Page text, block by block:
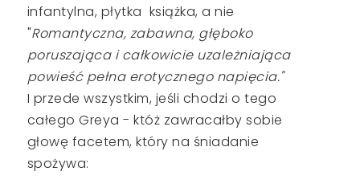
infantylna, płytka książka, a nie
"Romantyczna, zabawna, głęboko
poruszająca i całkowicie uzależniająca
powieść pełna erotycznego napięcia."
I przede wszystkim, jeśli chodzi o tego
całego Greya - któż zawracałby sobie
głowę facetem, który na śniadanie
spożywa: